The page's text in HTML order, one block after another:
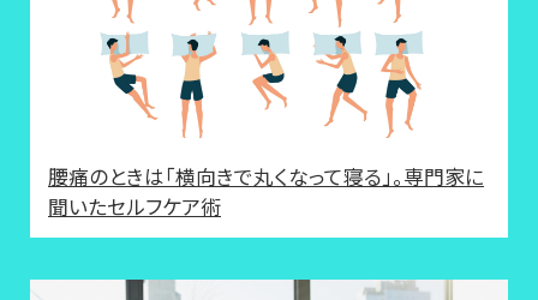
腰痛のときは「横向きで丸くなって寝る」。専門家に
聞いたセルフケア術